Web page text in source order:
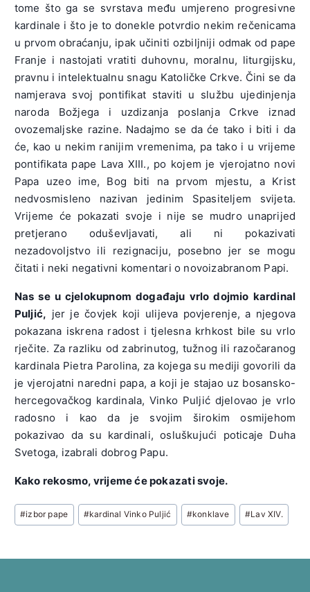
tome što ga se svrstava među umjereno progresivne
kardinale i što je to donekle potvrdio nekim rečenicama
u prvom obraćanju, ipak učiniti ozbiljniji odmak od pape
Franje i nastojati vratiti duhovnu, moralnu, liturgijsku,
pravnu i intelektualnu snagu Katoličke Crkve. Čini se da
namjerava svoj pontifikat staviti u službu ujedinjenja
naroda Božjega i uzdizanja poslanja Crkve iznad
ovozemaljske razine. Nadajmo se da će tako i biti i da
će, kao u nekim ranijim vremenima, pa tako i u vrijeme
pontifikata pape Lava XIII., po kojem je vjerojatno novi
Papa uzeo ime, Bog biti na prvom mjestu, a Krist
nedvosmisleno nazivan jedinim Spasiteljem svijeta.
Vrijeme će pokazati svoje i nije se mudro unaprijed
pretjerano oduševljavati, ali ni pokazivati
nezadovoljstvo ili rezignaciju, posebno jer se mogu
čitati i neki negativni komentari o novoizabranom Papi.
Nas se u cjelokupnom događaju vrlo dojmio kardinal
Puljić, jer je čovjek koji ulijeva povjerenje, a njegova
pokazana iskrena radost i tjelesna krhkost bile su vrlo
rječite. Za razliku od zabrinutog, tužnog ili razočaranog
kardinala Pietra Parolina, za kojega su mediji govorili da
je vjerojatni naredni papa, a koji je stajao uz bosansko-
hercegovačkog kardinala, Vinko Puljić djelovao je vrlo
radosno i kao da je svojim širokim osmijehom
pokazivao da su kardinali, osluškujući poticaje Duha
Svetoga, izabrali dobrog Papu.
Kako rekosmo, vrijeme će pokazati svoje.
Post
Tags:
#izbor pape #kardinal Vinko Puljić #konklave #Lav XIV.